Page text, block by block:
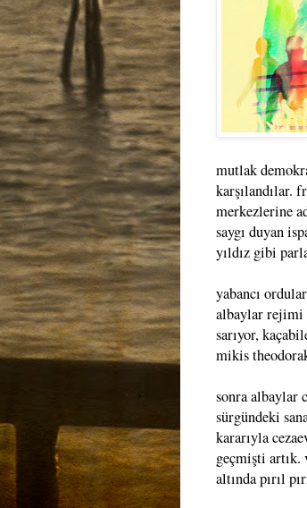
mutlak
karşılandılar.
merkezlerine
saygı duyan
yıldız gibi
yabancı
albaylar rejimi
sarıyor,
mikis
sonra albaylar
sürgündeki
kararıyla
geçmişti artık.
altında pırıl